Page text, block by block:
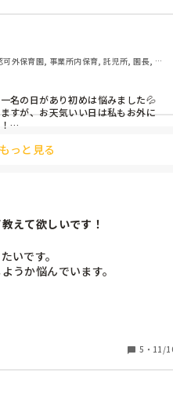
外保育園, 事業所内保育, 託児所, 園長, 管
名の日があり初めは悩みました💦
すが、お天気いい日は私もお外に
時間を作りました😊また、お預か
じゃないか、時間を持て余すんじ
りと普段できないことを楽しむ良
っと見る
えて欲しいです！
いです。
うか悩んでいます。
ょうか？
せんが
5 ・ 11/